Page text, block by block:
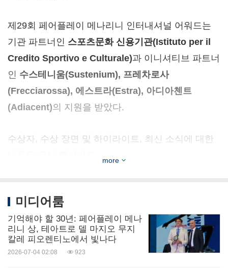
제29회 페어플레이 메나리니 인터내셔널 어워드는
기관 파트너인 스포츠문화 신용기관(Istituto per il
Credito Sportivo e Culturale)과 이니셔티브 파트너
인 수스테니움(Sustenium), 프레차로사
(Frecciarossa), 에스트라(Estra), 아디아첸트
(Adiacent)의 지원을 받았다.
수상자, 수상 장면 및 하이라이트, 최신 소식에 대한
할 수 있다.
사진 -
https://mma.prnasia.com/media2/2724889/Fair_Play
more
미디어룸
기억해야 할 30년: 페어플레이 메나
리니 상, 테아트로 델 마지오 무지
칼레 피오렌티노에서 빛나다
2026-07-04 02:08 923